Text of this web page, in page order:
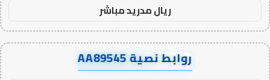
ريال مدريد مباشر
روابط نصية AA89545